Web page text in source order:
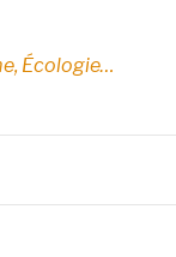
Écologie…